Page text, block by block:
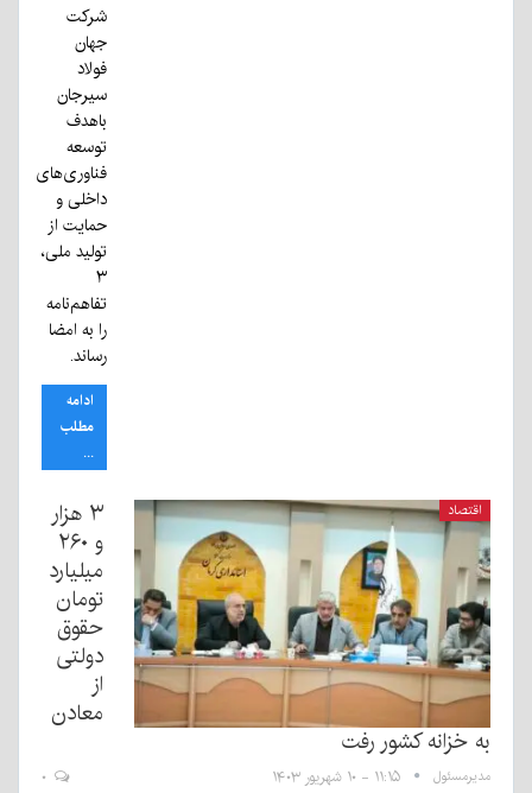
شرکت
جهان
فولاد
سیرجان
باهدف
توسعه
فناوری‌های
داخلی و
حمایت از
تولید ملی،
۳
تفاهم‌نامه
را به امضا
رساند.
ادامه
مطلب
...
اقتصاد
۳ هزار
و ۲۶۰
میلیارد
تومان
حقوق
دولتی
از
معادن
به خزانه کشور رفت
مدیرمسئول ۱۱:۱۵ - ۱۰ شهریور ۱۴۰۳